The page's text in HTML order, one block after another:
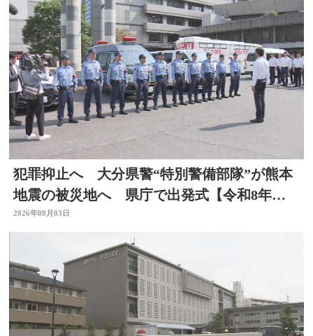
犯罪抑止へ 大分県警“特別警備部隊”が熊本
地震の被災地へ 県庁で出発式【令和8年熊
本地震】
2026年08月03日